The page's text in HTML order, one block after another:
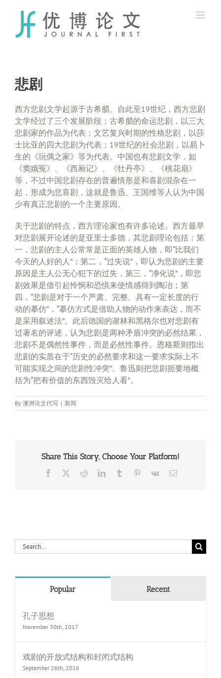
content
悲剧
西方悲剧文学起源于古希腊。自此至19世纪，西方悲剧
文学经过了三个发展阶段；古希腊的命运悲剧，以三大
悲剧家的作品为代表；文艺复兴时期的性格悲剧，以莎
士比亚的四大悲剧为代表；19世纪的社会悲剧，以易卜
生的《玩偶之家》等为代表。中国也有悲剧文学．如
《窦娥冤》、《西厢记》、《牡丹亭》、《桃花扇》
等，不过中国悲剧存在的普遍情形是和喜剧混杂在一
起，形成为悲喜剧，这就是鲁迅、王国维等人认为中国
少有真正悲剧的一个主要原因。
关于悲剧的特点，西方理论家也有许多论述。西方最早
对悲剧展开论述的是亚里士多德，其悲剧理论包括：第
一，悲剧的主人公常常是正面的英雄人物，即“比我们
今天的人好的人”；第二，“过失说”，即认为悲剧的主要
原因是主人公无心犯下的过失，第三，“净化说”，即悲
剧效果是借引起怜悯和恐惧来使情感得到陶冶；第
四，“悲剧是对于一个严肃、完整、具有一定长度的行
动的摹仿”，“摹仿方式是借助人物的动作来表达，而不
是采用叙述法”。此后德国的谢林和黑格尔也对悲剧有
过著名的评述，认为悲剧是两种矛盾冲突的必然结果，
悲剧不是偶然性事件，而是必然性事件。恩格斯则指出
悲剧的实质在于“历史的必然要求和这一要求实际上不
可能实现之间的悲剧性冲突”。鲁迅则把悲剧扼要地概
括为“把有价值的东西毁灭给人看”。
By 澳洲论文代写 | 新闻
Share This Story, Choose Your Platform!
Facebook RedditLinkedInTumblr Pinterest
Vk Email
Search
for:
Popular Recent
孔子思想
November 30th, 2017
戏剧的开放式结构和封闭式结构
September 26th, 2016